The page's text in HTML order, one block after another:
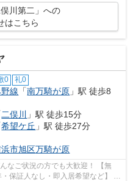
俣川第二」への
はこちら
0 礼0
線 「南万騎が原 」駅 徒歩8
二俣川 」駅 徒歩15分
希望ケ丘 」駅 徒歩27分
市旭区万騎が原
ご状況の方でも大歓迎！ 【無
保証人なし・即入居希望など】 ネ